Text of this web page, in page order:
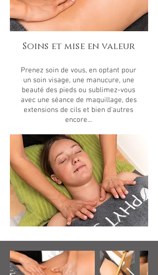
Soins et mise en valeur
Prenez soin de vous, en optant pour
un soin visage, une manucure, une
beauté des pieds ou sublimez-vous
avec une séance de maquillage, des
extensions de cils et bien d'autres
encore...